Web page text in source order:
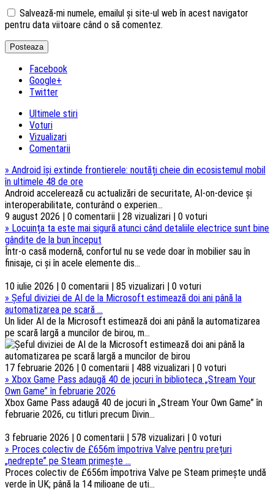
Salvează-mi numele, emailul și site-ul web în acest navigator
pentru data viitoare când o să comentez.
Facebook
Google+
Twitter
Ultimele stiri
Voturi
Vizualizari
Comentarii
» Android își extinde frontierele: noutăți cheie din ecosistemul mobil
în ultimele 48 de ore
Android accelerează cu actualizări de securitate, AI-on-device și
interoperabilitate, conturând o experien...
9 august 2026 | 0 comentarii | 28 vizualizari | 0 voturi
» Locuința ta este mai sigură atunci când detaliile electrice sunt bine
gândite de la bun început
Într-o casă modernă, confortul nu se vede doar în mobilier sau în
finisaje, ci și în acele elemente dis...
10 iulie 2026 | 0 comentarii | 85 vizualizari | 0 voturi
» Șeful diviziei de AI de la Microsoft estimează doi ani până la
automatizarea pe scară ...
Un lider AI de la Microsoft estimează doi ani până la automatizarea
pe scară largă a muncilor de birou, m...
17 februarie 2026 | 0 comentarii | 488 vizualizari | 0 voturi
» Xbox Game Pass adaugă 40 de jocuri în biblioteca „Stream Your
Own Game” în februarie 2026
Xbox Game Pass adaugă 40 de jocuri în „Stream Your Own Game” în
februarie 2026, cu titluri precum Divin...
3 februarie 2026 | 0 comentarii | 578 vizualizari | 0 voturi
» Proces colectiv de £656m împotriva Valve pentru prețuri
„nedrepte” pe Steam primește ...
Proces colectiv de £656m împotriva Valve pe Steam primește undă
verde în UK; până la 14 milioane de uti...